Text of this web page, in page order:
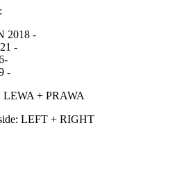
2018 -
-
-
LEWA + PRAWA
LEFT + RIGHT